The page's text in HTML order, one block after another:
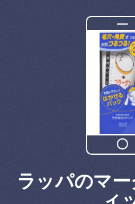
ラッパのマ